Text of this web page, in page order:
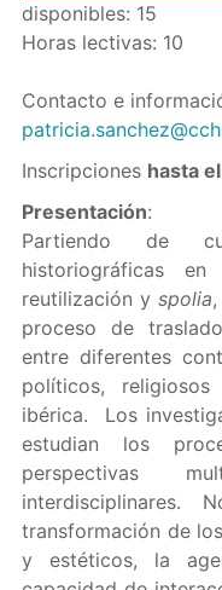
disponibles: 15
Horas lectivas: 10
Contacto e
Inscripciones hasta
Presentación:
Partiendo de
historiográficas
reutilización y spolia
proceso de
entre diferentes
políticos,
ibérica. Los
estudian los
perspectivas
interdisciplinares.
transformación de
y estéticos, la